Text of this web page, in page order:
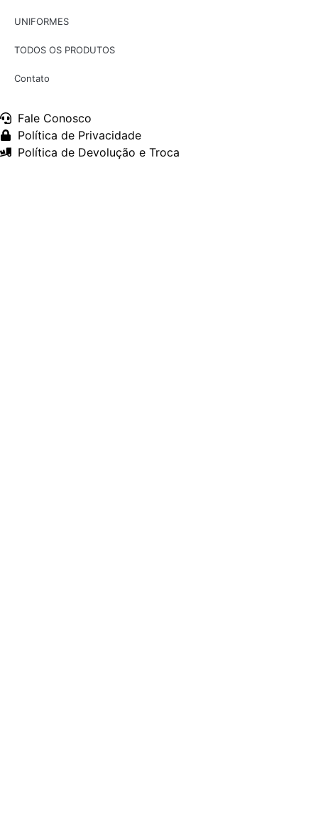
UNIFORMES
TODOS OS PRODUTOS
Contato
Fale Conosco
Política de Privacidade
Política de Devolução e Troca